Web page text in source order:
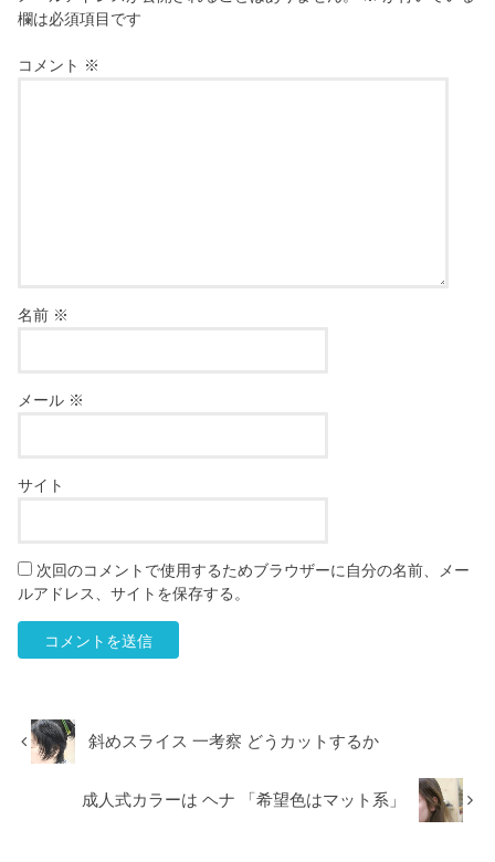
欄は必須項目です
コメント ※
名前 ※
メール ※
サイト
次回のコメントで使用するためブラウザーに自分の名前、メー
ルアドレス、サイトを保存する。
斜めスライス 一考察 どうカットするか
成人式カラーは ヘナ 「希望色はマット系」